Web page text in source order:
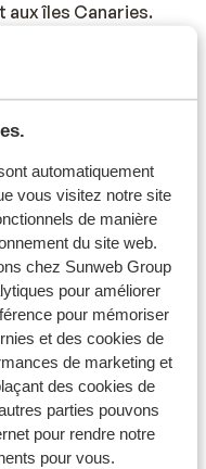
automatiquement
vous visitez notre site
de manière
du site web.
chez Sunweb Group
pour améliorer
pour mémoriser
et des cookies de
de marketing et
des cookies de
parties pouvons
pour rendre notre
pour vous.
aux îles Canaries.
en Europe, la tension
pas nécessaire.
la paella et la
pour les services de
le 112.